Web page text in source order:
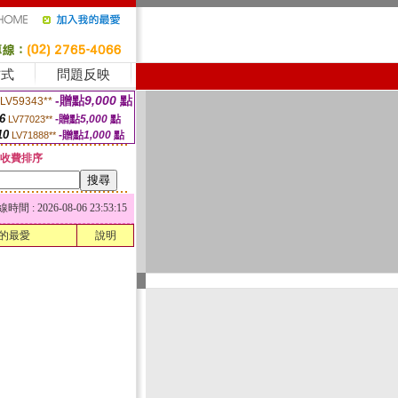
問題反映
LV59343** -贈點9,000 點
LV77023** -贈點5,000點
LV71888** -贈點1,000 點
費排序
時間 : 2026-08-06 23:53:15
最愛 說明